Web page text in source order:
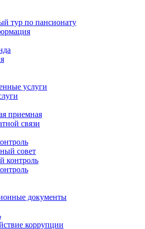
тур по пансионату
услуги
приемная
связи
совет
контроль
документы
коррупции